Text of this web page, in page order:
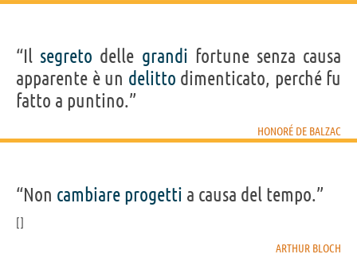
“Il segreto delle grandi fortune senza causa
apparente è un delitto dimenticato, perché fu
fatto a puntino.”
HONORÉ DE BALZAC
“Non cambiare progetti a causa del tempo.”
ARTHUR BLOCH